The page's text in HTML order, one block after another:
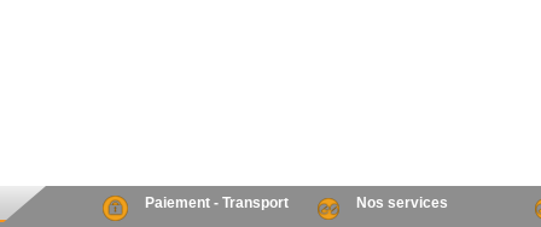
Paiement - Transport Nos services